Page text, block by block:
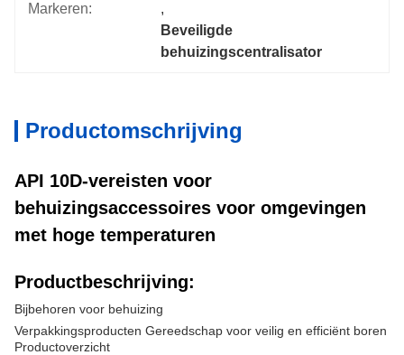
Markeren:
,
Beveiligde
behuizingscentralisator
Productomschrijving
API 10D-vereisten voor
behuizingsaccessoires voor omgevingen
met hoge temperaturen
Productbeschrijving:
Bijbehoren voor behuizing
Verpakkingsproducten Gereedschap voor veilig en efficiënt boren
Productoverzicht